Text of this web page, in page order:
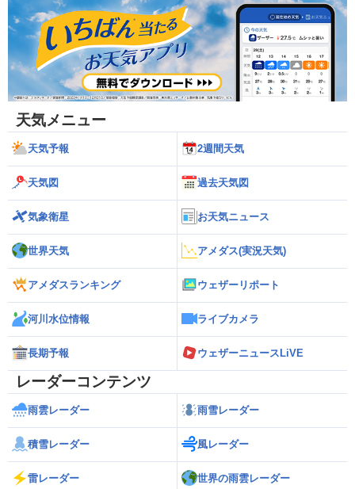
天気メニュー
天気予報 2週間天気
天気図 過去天気図
気象衛星 お天気ニュース
世界天気 アメダス(実況天気)
アメダスランキング ウェザーリポート
河川水位情報 ライブカメラ
長期予報 ウェザーニュースLiVE
レーダーコンテンツ
雨雲レーダー 雨雪レーダー
積雪レーダー 風レーダー
雷レーダー 世界の雨雲レーダー